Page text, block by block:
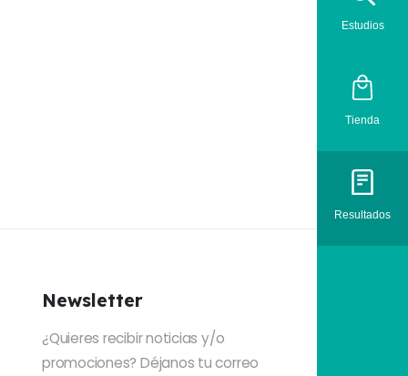
Newsletter
¿Quieres recibir noticias y/o
promociones? Déjanos tu correo
Estudios
Tienda
Resultados